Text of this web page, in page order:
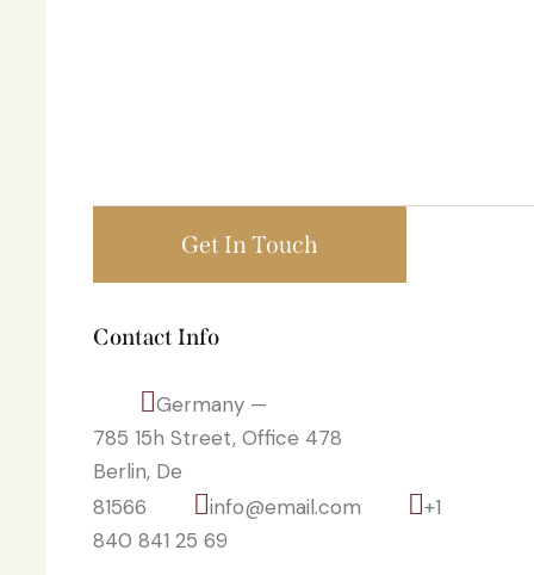
Contact Info
Germany —
785 15h Street, Office 478
Berlin, De
81566
info@email.com
+1
840 841 25 69